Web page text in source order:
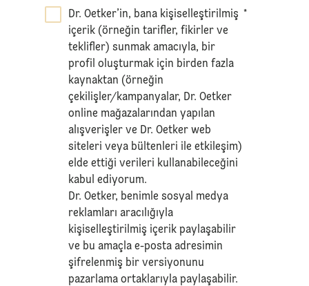
Dr. Oetker’in, bana kişiselleştirilmiş
içerik (örneğin tarifler, fikirler ve
teklifler) sunmak amacıyla, bir
profil oluşturmak için birden fazla
kaynaktan (örneğin
çekilişler/kampanyalar, Dr. Oetker
online mağazalarından yapılan
alışverişler ve Dr. Oetker web
siteleri veya bültenleri ile etkileşim)
elde ettiği verileri kullanabileceğini
kabul ediyorum.
Dr. Oetker, benimle sosyal medya
reklamları aracılığıyla
kişiselleştirilmiş içerik paylaşabilir
ve bu amaçla e-posta adresimin
şifrelenmiş bir versiyonunu
pazarlama ortaklarıyla paylaşabilir.
*